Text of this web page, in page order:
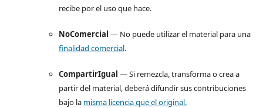
recibe por el uso que hace.
NoComercial — No puede utilizar el material para una
finalidad comercial.
CompartirIgual — Si remezcla, transforma o crea a
partir del material, deberá difundir sus contribuciones
bajo la misma licencia que el original.